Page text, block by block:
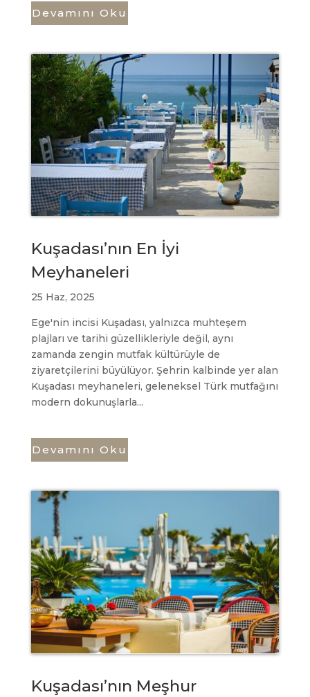
Devamını Oku
Kuşadası’nın En İyi
Meyhaneleri
25 Haz, 2025
Ege'nin incisi Kuşadası, yalnızca muhteşem
plajları ve tarihi güzellikleriyle değil, aynı
zamanda zengin mutfak kültürüyle de
ziyaretçilerini büyülüyor. Şehrin kalbinde yer alan
Kuşadası meyhaneleri, geleneksel Türk mutfağını
modern dokunuşlarla...
Devamını Oku
Kuşadası’nın Meşhur